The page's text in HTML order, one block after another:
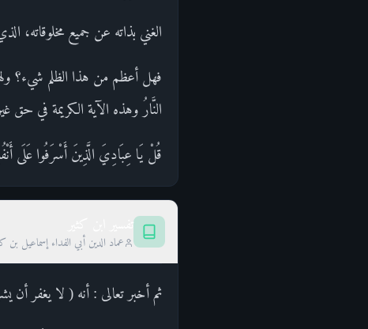
الغني بذاته عن جميع مخلوقاته،
فهل أعظم من هذا الظلم شيء؟
النَّارُ وهذه الآية الكريمة في حق
قُلْ يَا عِبَادِيَ الَّذِينَ أَسْرَفُوا عَلَى
عماد الدين أبي الفداء إسماعيل بن
ثم أخبر تعالى : أنه ( لا يغفر